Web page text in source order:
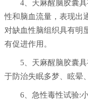
4、天麻醒脑胶囊具
性和脑血流量，表现出
对缺血性脑组织具有明
有促进作用。
5、天麻醒脑胶囊具
于防治失眠多梦、眩晕
6、急性毒性试验:小